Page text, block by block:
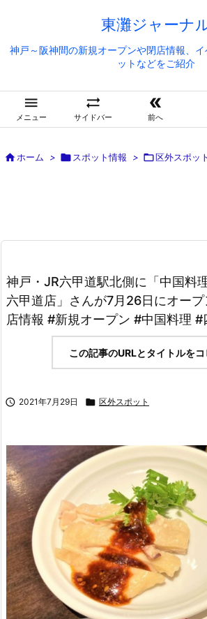
東灘ジャーナ
神戸～阪神間の新規オープンや閉店情報、
ットなどをご紹介

メニュー

サイドバー

前へ
ホーム >  スポット情報 > 区外スポット
神戸・JR六甲道駅北側に「中国料
六甲道店」さんが7月26日にオー
店情報 #新規オープン #中国料理 #
この記事のURLとタイトルを
 2021年7月29日  区外スポット